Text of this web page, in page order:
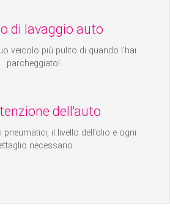
di lavaggio auto
veicolo più pulito di quando l’hai
parcheggiato!
dell'auto
il livello dell’olio e ogni
necessario